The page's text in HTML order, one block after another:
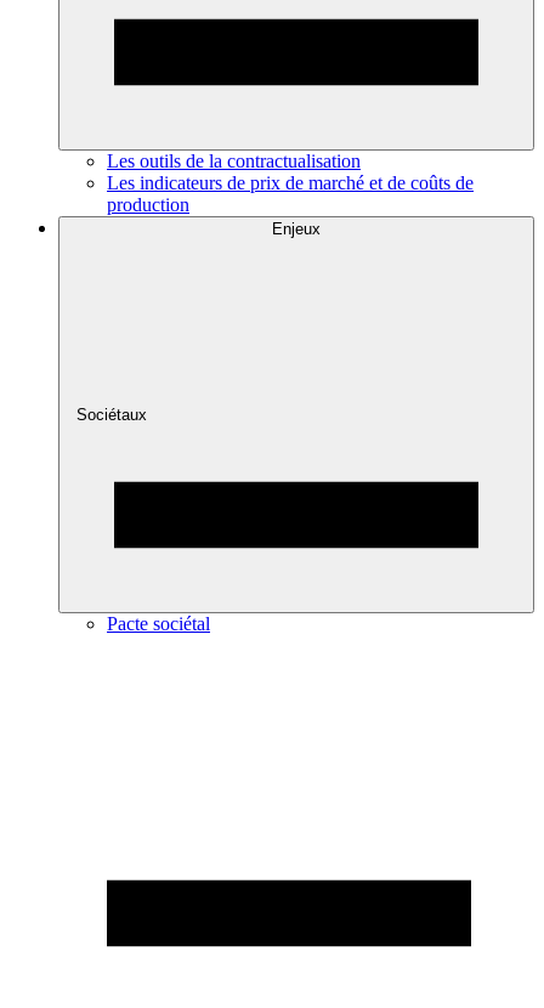
Les outils de la contractualisation
Les indicateurs de prix de marché et de coûts de
production
Enjeux
Sociétaux
Pacte sociétal